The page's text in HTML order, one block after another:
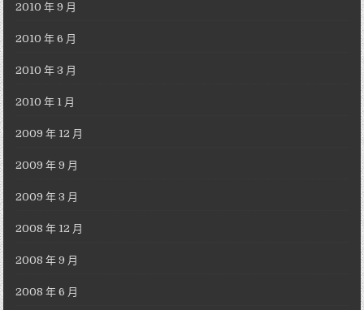
2010 年 9 月
2010 年 6 月
2010 年 3 月
2010 年 1 月
2009 年 12 月
2009 年 9 月
2009 年 3 月
2008 年 12 月
2008 年 9 月
2008 年 6 月